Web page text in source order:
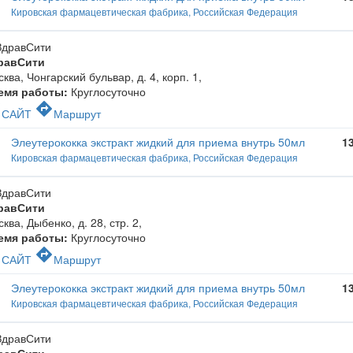
Кировская фармацевтическая фабрика, Российская Федерация
Чонгарский бульвар, д. 4, корп. 1,
работы: Круглосуточно
САЙТ directionsМаршрут
Элеутерококка экстракт жидкий для приема внутрь 50мл
Кировская фармацевтическая фабрика, Российская Федерация
Дыбенко, д. 28, стр. 2,
работы: Круглосуточно
САЙТ directionsМаршрут
Элеутерококка экстракт жидкий для приема внутрь 50мл
Кировская фармацевтическая фабрика, Российская Федерация